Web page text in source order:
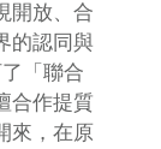
開放、合
的認同與
「聯合
合作提質
來，在原